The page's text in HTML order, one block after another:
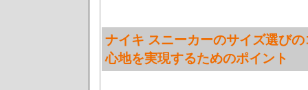
ナイキ スニーカーのサイズ選び
心地を実現するためのポイント